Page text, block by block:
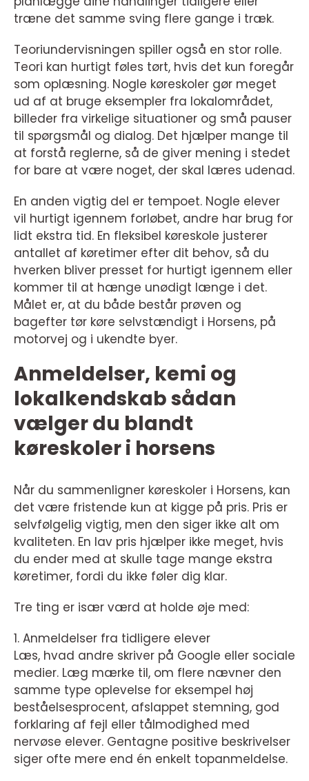
træne det samme sving flere gange i træk.
Teoriundervisningen spiller også en stor rolle.
Teori kan hurtigt føles tørt, hvis det kun foregår
som oplæsning. Nogle køreskoler gør meget
ud af at bruge eksempler fra lokalområdet,
billeder fra virkelige situationer og små pauser
til spørgsmål og dialog. Det hjælper mange til
at forstå reglerne, så de giver mening i stedet
for bare at være noget, der skal læres udenad.
En anden vigtig del er tempoet. Nogle elever
vil hurtigt igennem forløbet, andre har brug for
lidt ekstra tid. En fleksibel køreskole justerer
antallet af køretimer efter dit behov, så du
hverken bliver presset for hurtigt igennem eller
kommer til at hænge unødigt længe i det.
Målet er, at du både består prøven og
bagefter tør køre selvstændigt i Horsens, på
motorvej og i ukendte byer.
Anmeldelser, kemi og
lokalkendskab sådan
vælger du blandt
køreskoler i horsens
Når du sammenligner køreskoler i Horsens, kan
det være fristende kun at kigge på pris. Pris er
selvfølgelig vigtig, men den siger ikke alt om
kvaliteten. En lav pris hjælper ikke meget, hvis
du ender med at skulle tage mange ekstra
køretimer, fordi du ikke føler dig klar.
Tre ting er især værd at holde øje med:
1. Anmeldelser fra tidligere elever
Læs, hvad andre skriver på Google eller sociale
medier. Læg mærke til, om flere nævner den
samme type oplevelse for eksempel høj
beståelsesprocent, afslappet stemning, god
forklaring af fejl eller tålmodighed med
nervøse elever. Gentagne positive beskrivelser
siger ofte mere end én enkelt topanmeldelse.